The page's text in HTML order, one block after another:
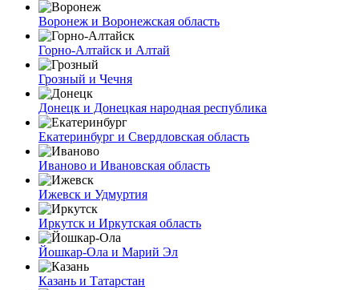
Воронеж и Воронежская область
Горно-Алтайск и Алтай
Грозный и Чечня
Донецк и Донецкая народная республика
Екатеринбург и Свердловская область
Иваново и Ивановская область
Ижевск и Удмуртия
Иркутск и Иркутская область
Йошкар-Ола и Марий Эл
Казань и Татарстан